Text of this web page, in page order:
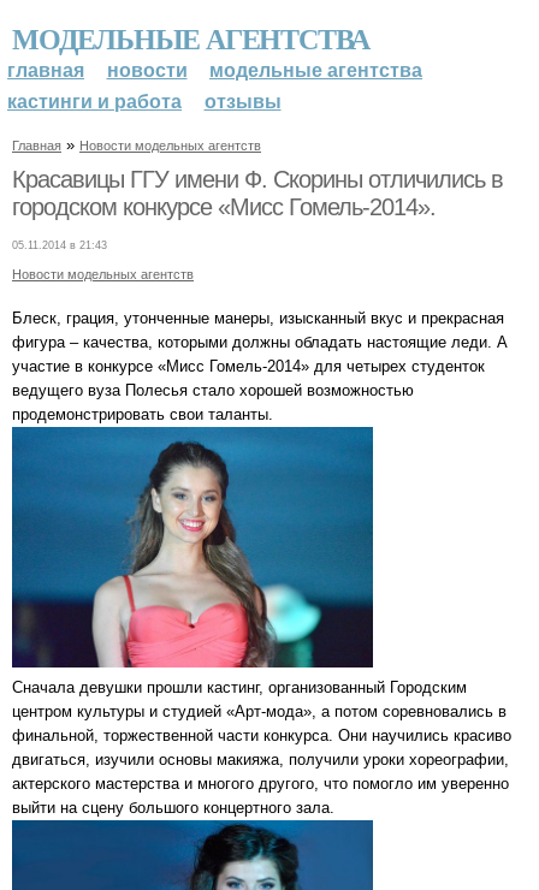
МОДЕЛЬНЫЕ АГЕНТСТВА
главная новости
модельные агентства
кастинги и работа
отзывы
Главная » Новости модельных агентств
Красавицы ГГУ имени Ф. Скорины отличились в
городском конкурсе «Мисс Гомель-2014».
05.11.2014 в 21:43
Новости модельных агентств
Блеск, грация, утонченные манеры, изысканный вкус и прекрасная
фигура – качества, которыми должны обладать настоящие леди. А
участие в конкурсе «Мисс Гомель-2014» для четырех студенток
ведущего вуза Полесья стало хорошей возможностью
продемонстрировать свои таланты.
Сначала девушки прошли кастинг, организованный Городским
центром культуры и студией «Арт-мода», а потом соревновались в
финальной, торжественной части конкурса. Они научились красиво
двигаться, изучили основы макияжа, получили уроки хореографии,
актерского мастерства и многого другого, что помогло им уверенно
выйти на сцену большого концертного зала.